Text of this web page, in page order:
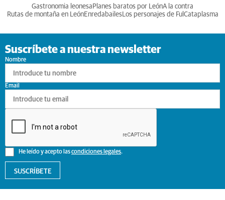
Gastronomia leonesa Planes baratos por LeónA la contra
Rutas de montaña en LeónEnredabailesLos personajes de Ful Cataplasma
Suscríbete a nuestra newsletter
Nombre
He leído y acepto lascondiciones legales.
Email
SUSCRÍBETE